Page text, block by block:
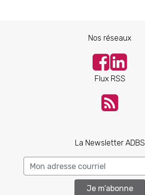
Nos réseaux
Flux RSS
La Newsletter ADBS
Je m’abonne